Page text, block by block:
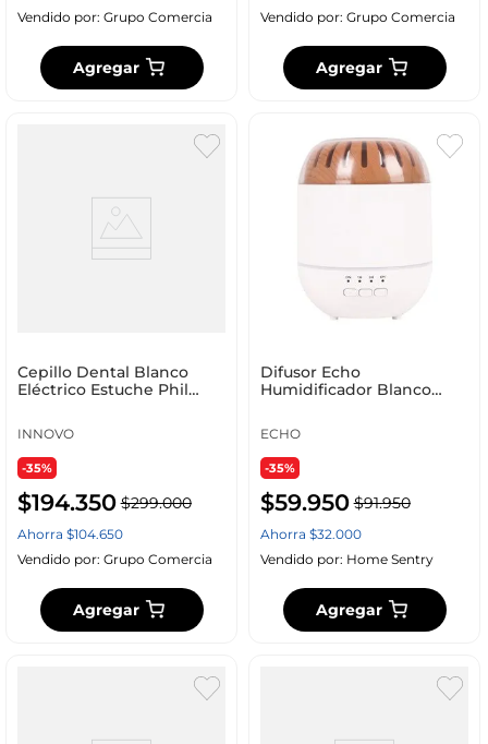
Vendido por: Grupo Comercia
Agregar
Vendido por: Grupo Comercia
Agregar
Cepillo Dental Blanco
Eléctrico Estuche Phil
Limpieza Con Estuche
INNOVO
-35%
$194.350 $299.000
Ahorra $104.650
Vendido por: Grupo Comercia
Agregar
Difusor Echo
Humidificador Blanco
ECHO
-35%
$59.950 $91.950
Ahorra $32.000
Vendido por: Home Sentry
Agregar